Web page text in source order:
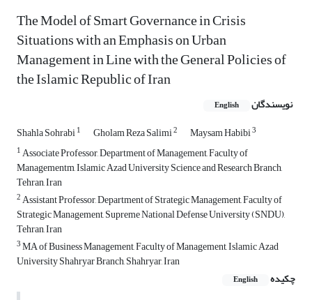
The Model of Smart Governance in Crisis
Situations with an Emphasis on Urban
Management in Line with the General Policies of
the Islamic Republic of Iran
نویسندگان English
Shahla Sohrabi1 Gholam Reza Salimi2 Maysam Habibi3
1Associate Professor, Department of Management, Faculty of
Managementm, Islamic Azad University Science and Research Branch,
Tehran, Iran
2Assistant Professor, Department of Strategic Management, Faculty of
Strategic Management, Supreme National Defense University (SNDU),
Tehran, Iran
3MA of Business Management, Faculty of Management, Islamic Azad
University Shahryar Branch, Shahryar, Iran
چکیده
English